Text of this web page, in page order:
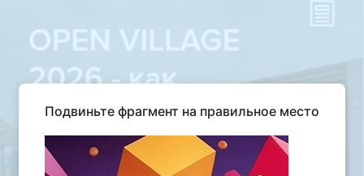
Подвиньте фрагмент на правильное место